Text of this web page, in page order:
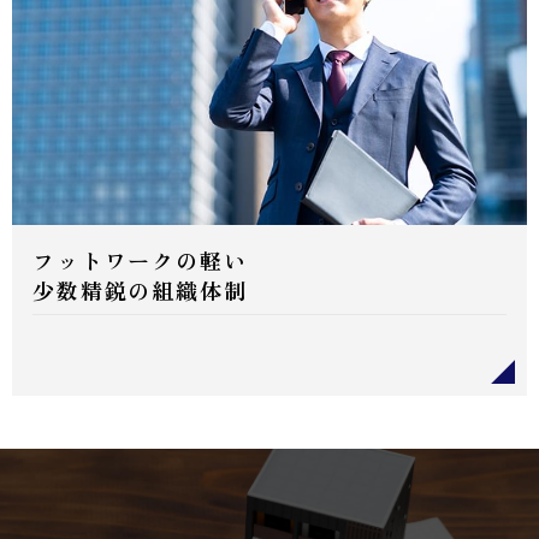
フットワークの軽い
少数精鋭の組織体制